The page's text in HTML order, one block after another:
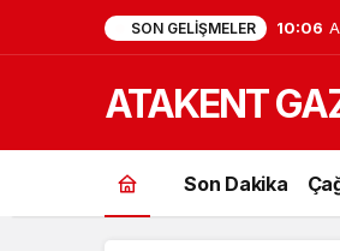
SON GELIŞMELER 10:06
ATAKENT
Son Dakika